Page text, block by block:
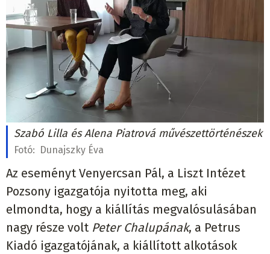
Szabó Lilla és Alena Piatrová művészettörténészek
Fotó: Dunajszky Éva
Az eseményt Venyercsan Pál, a Liszt Intézet
Pozsony igazgatója nyitotta meg, aki
elmondta, hogy a kiállítás megvalósulásában
nagy része volt Peter Chalupának, a Petrus
Kiadó igazgatójának, a kiállított alkotások